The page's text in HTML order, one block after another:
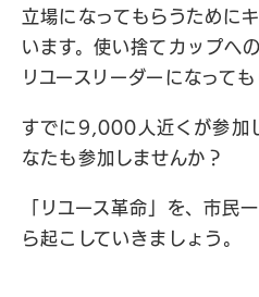
立場になってもらうために
います。使い捨てカップへ
リユースリーダーになって
すでに9,000人近くが参加
なたも参加しませんか？
「リユース革命」を、市民
ら起こしていきましょう。